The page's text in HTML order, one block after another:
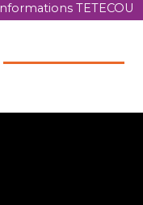
Informations TETECOU